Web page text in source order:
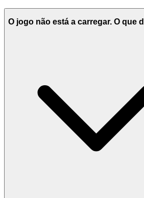
O jogo não está a carregar. O que